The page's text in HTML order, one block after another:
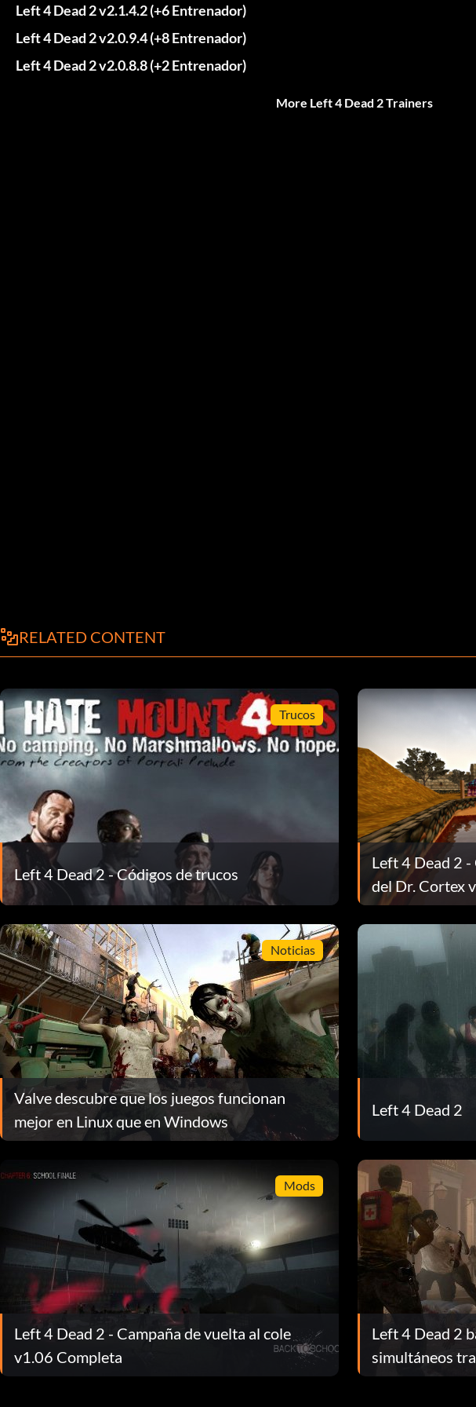
Left 4 Dead 2 v2.1.4.2 (+6 Entrenador)
Left 4 Dead 2 v2.0.9.4 (+8 Entrenador)
Left 4 Dead 2 v2.0.8.8 (+2 Entrenador)
More Left 4 Dead 2 Trainers
RELATED CONTENT
Trucos
Left 4 Dead 2 - Códigos de trucos
Left 4 Dead 2
del Dr. Cortex
Noticias
Valve descubre que los juegos funcionan
mejor en Linux que en Windows
Left 4 Dead 2
Mods
Left 4 Dead 2 - Campaña de vuelta al cole
v1.06 Completa
Left 4 Dead 2
simultáneos